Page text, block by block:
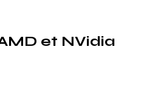
et NVidia